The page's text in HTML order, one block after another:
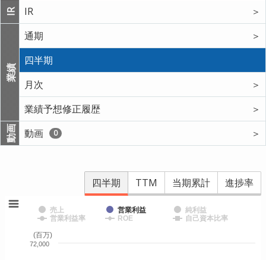
IR IR ＞
業績
通期
＞
四半期
月次
＞
業績予想修正履歴
＞
動画 動画 0 ＞
四半期 TTM 当期累計 進捗率
(百万)
売上 営業利益
純利益
営業利益率
ROE 自己資本比率
72,000